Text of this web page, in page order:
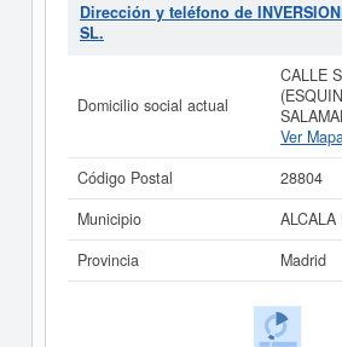
Dirección y teléfono de
SL.
Domicilio social actual
CALLE
Ver
Código Postal
28804
Municipio
ALCALA
Provincia
Madrid